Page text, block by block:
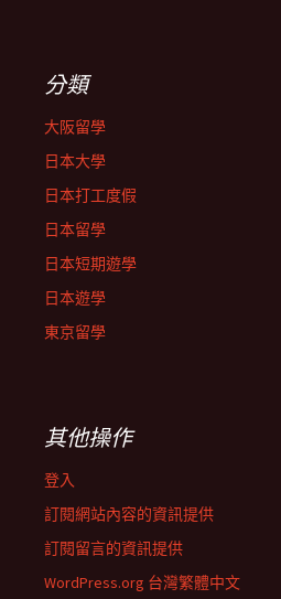
分類
大阪留學
日本大學
日本打工度假
日本留學
日本短期遊學
日本遊學
東京留學
其他操作
登入
訂閱網站內容的資訊提供
訂閱留言的資訊提供
WordPress.org 台灣繁體中文